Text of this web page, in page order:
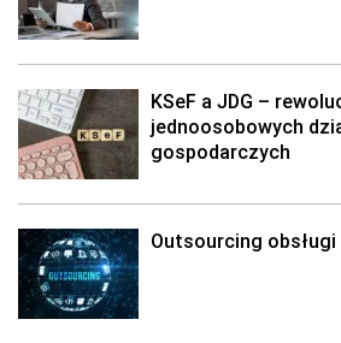
KSeF a JDG –
jednoosobowych
gospodarczych
Outsourcing